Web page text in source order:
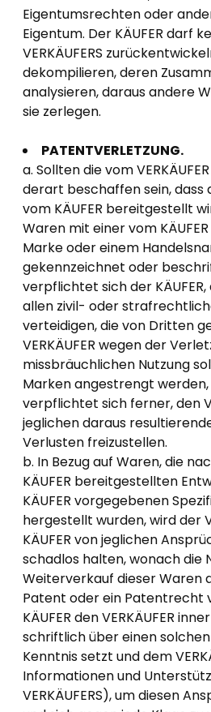
Eigentumsrechten oder
Eigentum. Der KÄUFER darf
VERKÄUFERS
dekompilieren, deren
analysieren, daraus andere
sie zerlegen.
PATENTVERLETZUNG.
a. Sollten die vom
derart beschaffen sein, dass
vom KÄUFER bereitgestellt
Waren mit einer vom
Marke oder einem
gekennzeichnet oder
verpflichtet sich der KÄUFER,
allen zivil- oder
verteidigen, die von Dritten
VERKÄUFER wegen der
missbräuchlichen Nutzung
Marken angestrengt werden,
verpflichtet sich ferner, den
jeglichen daraus
Verlusten freizustellen.
b. In Bezug auf Waren, die
KÄUFER bereitgestellten
KÄUFER vorgegebenen
hergestellt wurden, wird der
KÄUFER von jeglichen
schadlos halten, wonach die
Weiterverkauf dieser Waren
Patent oder ein Patentrecht
KÄUFER den VERKÄUFER
schriftlich über einen
Kenntnis setzt und dem
Informationen und
VERKÄUFERS), um diesen